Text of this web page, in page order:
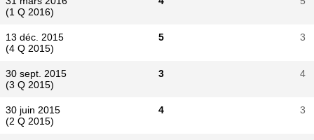
(1 Q 2016)
13 déc. 2015
(4 Q 2015)
5 3
30 sept. 2015
(3 Q 2015)
3 4
30 juin 2015
(2 Q 2015)
4 3